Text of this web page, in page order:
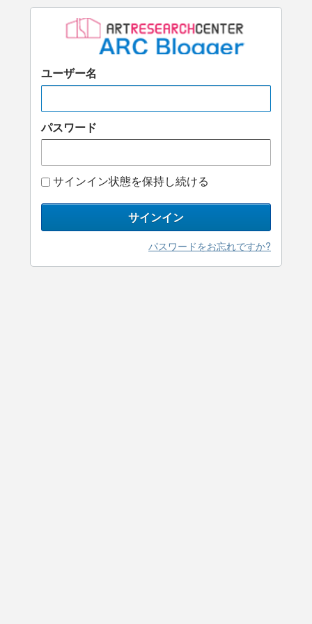
ユーザー名
パスワード
サインイン状態を保持し続ける
サインイン
パスワードをお忘れですか?